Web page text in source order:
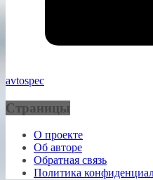
avtospec
Страницы
О проекте
Об авторе
Обратная связь
Политика